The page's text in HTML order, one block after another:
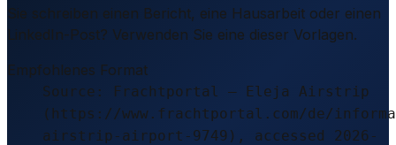
Sie schreiben einen Bericht, eine Hausarbeit oder einen
LinkedIn-Post? Verwenden Sie eine dieser Vorlagen.
Empfohlenes Format
Source: Frachtportal – Eleja Airstrip
(https://www.frachtportal.com/de/
airstrip-airport-9749), accessed 2026-